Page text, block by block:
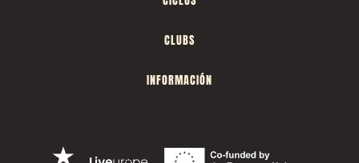
CLUBS
INFORMACIÓN